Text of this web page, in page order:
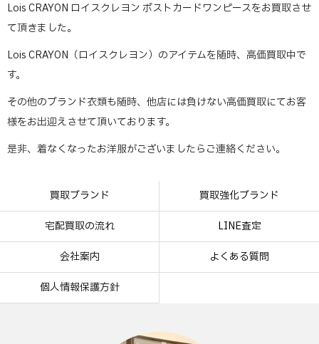
Lois CRAYON ロイスクレヨン ポストカードワンピースをお買取させ
て頂きました。
Lois CRAYON（ロイスクレヨン）のアイテムを随時、高価買取中で
す。
その他のブランド衣類も随時、他店には負けない高価買取にてお客
様をお出迎えさせて頂いております。
是非、着なくなったお洋服がございましたらご連絡ください。
買取ブランド 買取強化ブランド
宅配買取の流れ LINE査定
会社案内 よくある質問
個人情報保護方針